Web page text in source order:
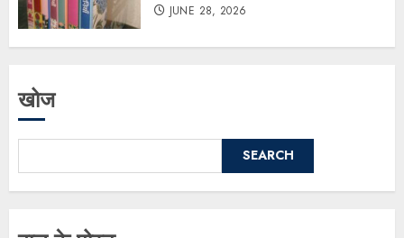
JUNE 28, 2026
खोज
SEARCH